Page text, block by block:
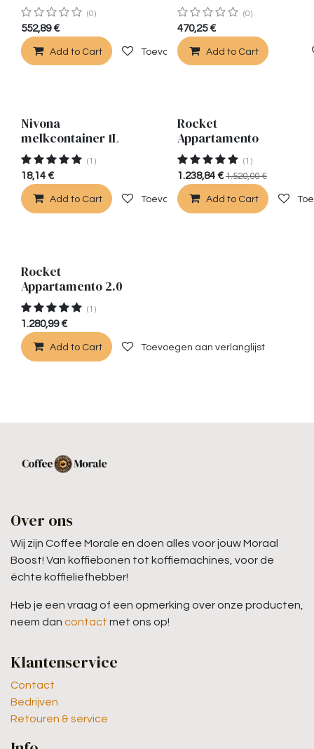
(0)
552,89€
Add to Cart Toevoegen aan verlanglijst
(0)
470,25€
Add to Cart
Nivona
melkcontainer 1L
(1)
18,14 €
Add to Cart Toevoegen aan verlanglijst
Rocket
Appartamento
(1)
1.238,84€ 1.520,00€
Add to Cart
Rocket
Appartamento 2.0
(1)
1.280,99€
Add to Cart Toevoegen aan verlanglijst
Over ons
Wij zijn Coffee Morale en doen alles voor jouw Moraal
Boost! Van koffiebonen tot koffiemachines, voor de
échte koffieliefhebber!
Heb je een vraag of een opmerking over onze producten,
neem dan contact met ons op!
Klantenservice
Contact
Bedrijven
Retouren & service